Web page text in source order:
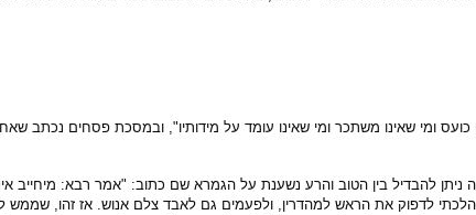
ומי שאינו משתכר ומי שאינו עומד על מידותיו", ובמסכת פסחים
להבדיל בין הטוב והרע נשענת על הגמרא שם כתוב: "אמר רבא: מיחייב
לדפוק את הראש למהדרין, ולפעמים גם לאבד צלם אנוש. אז זהו,